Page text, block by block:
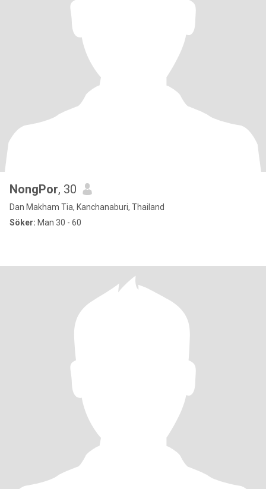
NongPor, 30
Dan Makham Tia, Kanchanaburi, Thailand
Söker: Man 30 - 60